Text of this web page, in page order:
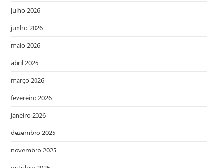
julho 2026
junho 2026
maio 2026
abril 2026
março 2026
fevereiro 2026
janeiro 2026
dezembro 2025
novembro 2025